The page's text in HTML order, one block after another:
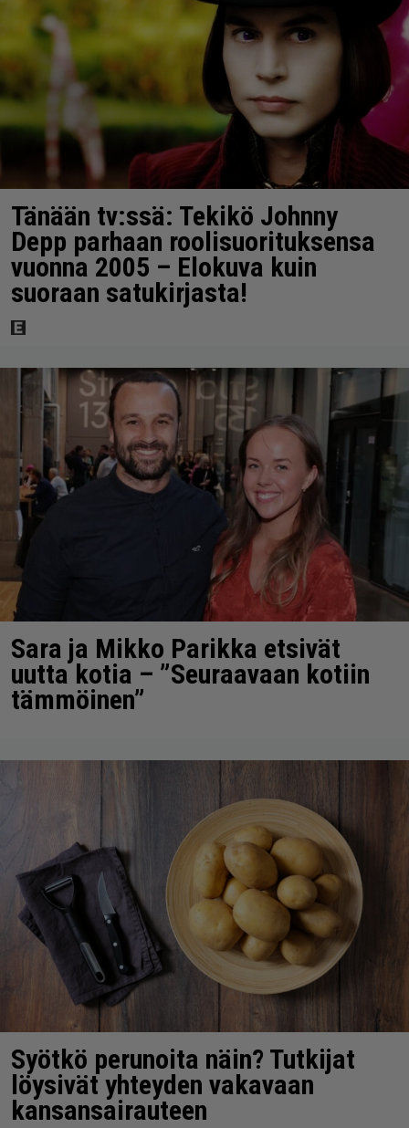
Tänään tv:ssä: Tekikö Johnny
Depp parhaan roolisuorituksensa
vuonna 2005 – Elokuva kuin
suoraan satukirjasta!
Sara ja Mikko Parikka etsivät
uutta kotia – ”Seuraavaan kotiin
tämmöinen”
Syötkö perunoita näin? Tutkijat
löysivät yhteyden vakavaan
kansansairauteen